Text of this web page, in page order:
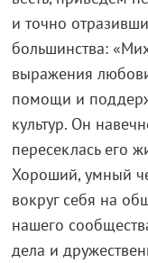
и точно
большинства:
выражения
помощи и
культур. Он
пересеклась его
Хороший, умный
вокруг себя на
нашего
дела и